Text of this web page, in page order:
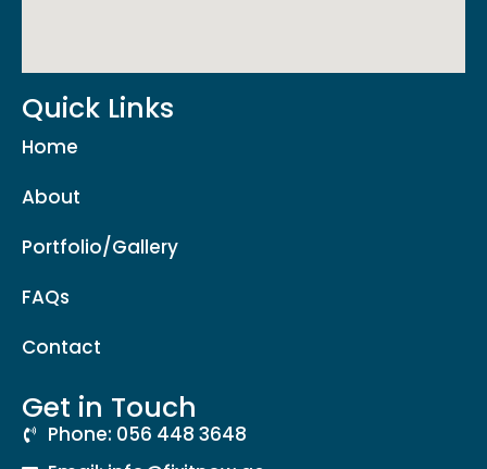
Quick Links
Home
About
Portfolio/Gallery
FAQs
Contact
Get in Touch
Phone: 056 448 3648